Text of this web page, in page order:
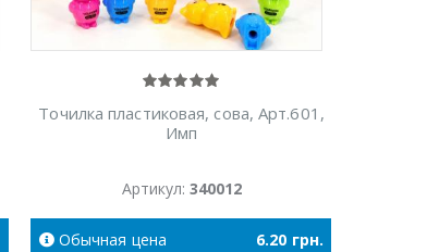
Точилка пластиковая, сова, Арт.601,
Имп
Артикул: 340012
Обычная цена 6.20 грн.